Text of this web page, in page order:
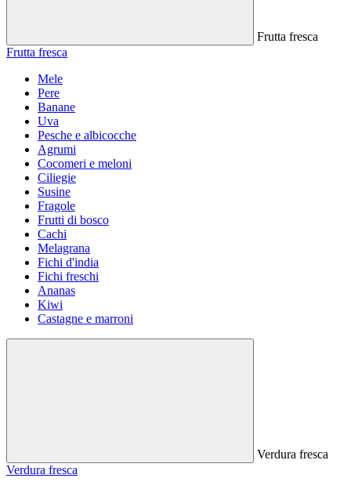
Frutta fresca
Frutta fresca
Mele
Pere
Banane
Uva
Pesche e albicocche
Agrumi
Cocomeri e meloni
Ciliegie
Susine
Fragole
Frutti di bosco
Cachi
Melagrana
Fichi d'india
Fichi freschi
Ananas
Kiwi
Castagne e marroni
Verdura fresca
Verdura fresca